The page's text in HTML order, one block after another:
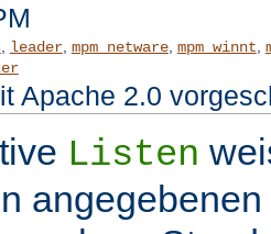
, leader, mpm_netware, mpm_winnt
Apache 2.0
Listen